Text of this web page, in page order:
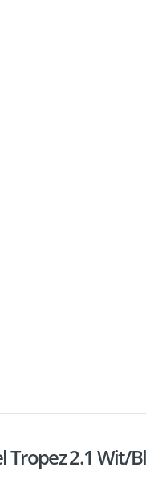
Tropez 2.1 Wit/